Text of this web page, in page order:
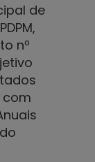
de
nº